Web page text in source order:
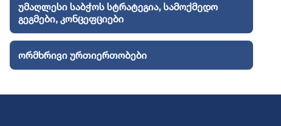
უმაღლესი საბჭოს სტრატეგია, სამოქმედო
გეგმები, კონცეფციები
ორმხრივი ურთიერთობები